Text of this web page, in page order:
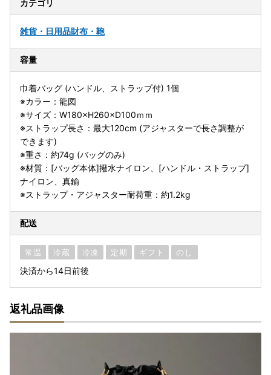
カテゴリ
雑貨・日用品財布・鞄
容量
巾着バッグ (ハンドル、ストラップ付) 1個
※カラー：龍図
※サイズ：W180×H260×D100ｍｍ
※ストラップ長さ：最大120cm (アジャスターで長さ調整が
できます)
※重さ：約74g (バッグのみ)
※材質：[バッグ本体]撥水ナイロン、[ハンドル・ストラップ]
ナイロン、真鍮
※ストラップ・アジャスター耐荷重：約1.2kg
配送
常温 冷蔵 冷凍 定期 ギフト のし
決済から14日前後
返礼品画像